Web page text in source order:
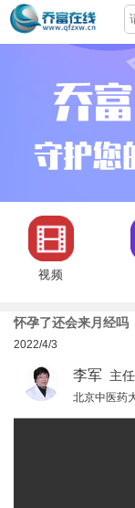
视频
怀孕了还会来月经吗
2022/4/3
李军 主
北京中医药